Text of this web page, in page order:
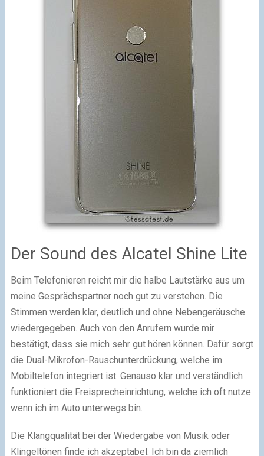
Der Sound des Alcatel Shine Lite
Beim Telefonieren reicht mir die halbe Lautstärke aus um
meine Gesprächspartner noch gut zu verstehen. Die
Stimmen werden klar, deutlich und ohne Nebengeräusche
wiedergegeben. Auch von den Anrufern wurde mir
bestätigt, dass sie mich sehr gut hören können. Dafür sorgt
die Dual-Mikrofon-Rauschunterdrückung, welche im
Mobiltelefon integriert ist. Genauso klar und verständlich
funktioniert die Freisprecheinrichtung, welche ich oft nutze
wenn ich im Auto unterwegs bin.
Die Klangqualität bei der Wiedergabe von Musik oder
Klingeltönen finde ich akzeptabel. Ich bin da ziemlich